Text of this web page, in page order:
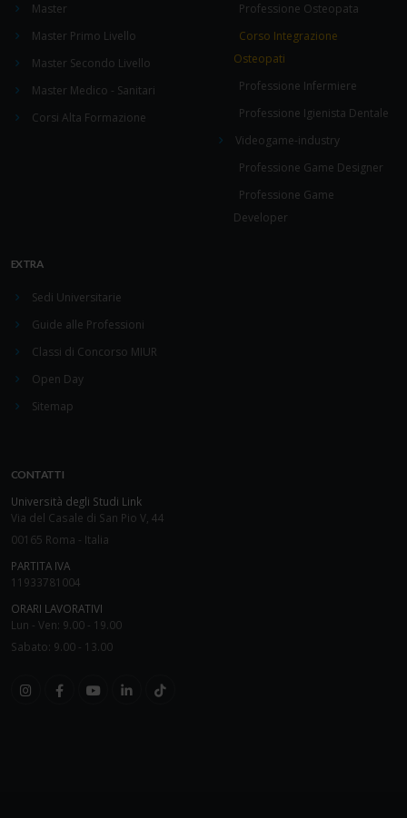
Master
Master Primo Livello
Master Secondo Livello
Master Medico - Sanitari
Corsi Alta Formazione
Professione Osteopata
Corso Integrazione
Osteopati
Professione Infermiere
Professione Igienista Dentale
Videogame-industry
Professione Game Designer
Professione Game
Developer
EXTRA
Sedi Universitarie
Guide alle Professioni
Classi di Concorso MIUR
Open Day
Sitemap
CONTATTI
Università degli Studi Link
Via del Casale di San Pio V, 44
00165 Roma - Italia
PARTITA IVA
11933781004
ORARI LAVORATIVI
Lun - Ven: 9.00 - 19.00
Sabato: 9.00 - 13.00